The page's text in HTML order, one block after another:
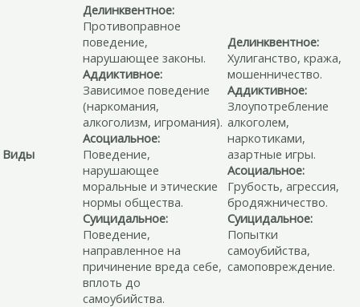
Виды
Делинквентное:
Противоправное
поведение,
нарушающее законы.
Аддиктивное:
Зависимое поведение
(наркомания,
алкоголизм, игромания).
Асоциальное:
Поведение,
нарушающее
моральные и этические
нормы общества.
Суицидальное:
Поведение,
направленное на
причинение вреда себе,
вплоть до
самоубийства.
Делинквентное:
Хулиганство, кража,
мошенничество.
Аддиктивное:
Злоупотребление
алкоголем,
наркотиками,
азартные игры.
Асоциальное:
Грубость, агрессия,
бродяжничество.
Суицидальное:
Попытки
самоубийства,
самоповреждение.